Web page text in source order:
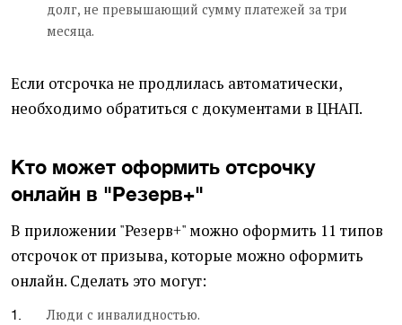
долг, не превышающий сумму платежей за три
месяца.
Если отсрочка не продлилась автоматически,
необходимо обратиться с документами в ЦНАП.
Кто может оформить отсрочку
онлайн в "Резерв+"
В приложении "Резерв+" можно оформить 11 типов
отсрочок от призыва, которые можно оформить
онлайн. Сделать это могут:
Люди с инвалидностью.